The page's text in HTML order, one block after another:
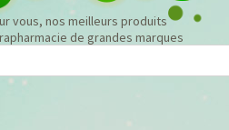
vous, nos meilleurs produits
de grandes marques